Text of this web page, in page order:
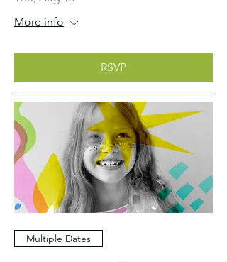
More info
RSVP
Multiple Dates